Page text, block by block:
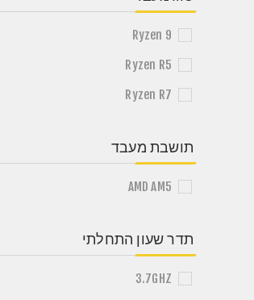
Ryzen 9
Ryzen R5
Ryzen R7
תושבת מעבד
AMD AM5
תדר שעון התחלתי
3.7GHZ